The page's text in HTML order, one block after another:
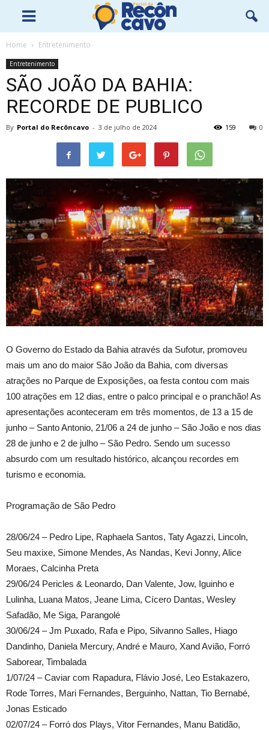
Home Entretenimento
Entretenimento
SÃO JOÃO DA BAHIA:
RECORDE DE PUBLICO
By Portal do Recôncavo - 3 de julho de 2024 0
159
O Governo do Estado da Bahia através da Sufotur, promoveu
mais um ano do maior São João da Bahia, com diversas
atrações no Parque de Exposições, oa festa contou com mais
100 atrações em 12 dias, entre o palco principal e o pranchão! As
apresentações aconteceram em três momentos, de 13 a 15 de
junho – Santo Antonio, 21/06 a 24 de junho – São João e nos dias
28 de junho e 2 de julho – São Pedro. Sendo um sucesso
absurdo com um resultado histórico, alcançou recordes em
turismo e economia.
Programação de São Pedro
28/06/24 – Pedro Lipe, Raphaela Santos, Taty Agazzi, Lincoln,
Seu maxixe, Simone Mendes, As Nandas, Kevi Jonny, Alice
Moraes, Calcinha Preta
29/06/24 Pericles & Leonardo, Dan Valente, Jow, Iguinho e
Lulinha, Luana Matos, Jeane Lima, Cícero Dantas, Wesley
Safadão, Me Siga, Parangolé
30/06/24 – Jm Puxado, Rafa e Pipo, Silvanno Salles, Hiago
Dandinho, Daniela Mercury, André e Mauro, Xand Avião, Forró
Saborear, Timbalada
1/07/24 – Caviar com Rapadura, Flávio José, Leo Estakazero,
Rode Torres, Mari Fernandes, Berguinho, Nattan, Tio Bernabé,
Jonas Esticado
02/07/24 – Forró dos Plays, Vitor Fernandes, Manu Batidão,